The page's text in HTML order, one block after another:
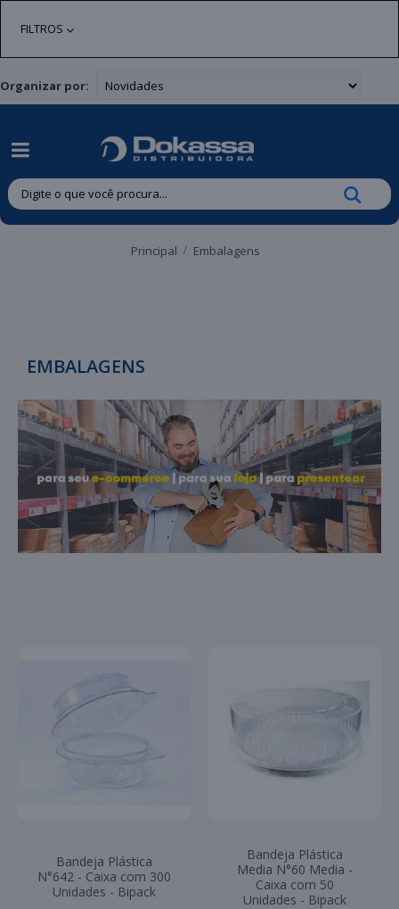
FILTROS
Organizar por:
Principal Embalagens
EMBALAGENS
Bandeja Plástica
N°642 - Caixa com 300
Unidades - Bipack
Bandeja Plástica
Media N°60 Media -
Caixa com 50
Unidades - Bipack